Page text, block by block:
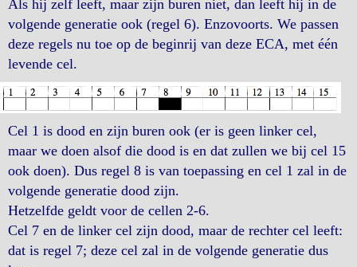
Als hij zelf leeft, maar zijn buren niet, dan leeft hij in de
volgende generatie ook (regel 6). Enzovoorts. We passen
deze regels nu toe op de beginrij van deze ECA, met één
levende cel.
Cel 1 is dood en zijn buren ook (er is geen linker cel,
maar we doen alsof die dood is en dat zullen we bij cel 15
ook doen). Dus regel 8 is van toepassing en cel 1 zal in de
volgende generatie dood zijn.
Hetzelfde geldt voor de cellen 2-6.
Cel 7 en de linker cel zijn dood, maar de rechter cel leeft:
dat is regel 7; deze cel zal in de volgende generatie dus